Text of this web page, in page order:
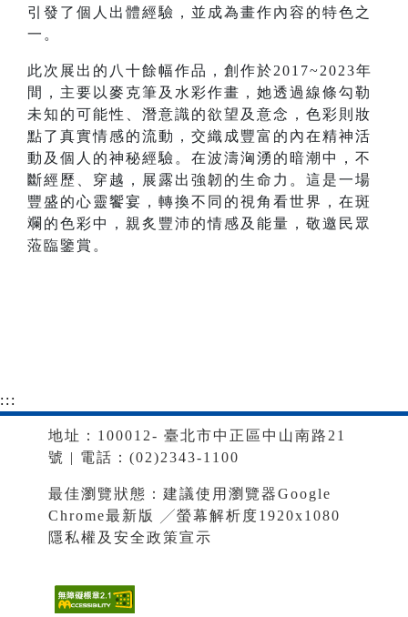
引發了個人出體經驗，並成為畫作內容的特色之
一。
此次展出的八十餘幅作品，創作於2017~2023年
間，主要以麥克筆及水彩作畫，她透過線條勾勒
未知的可能性、潛意識的欲望及意念，色彩則妝
點了真實情感的流動，交織成豐富的內在精神活
動及個人的神秘經驗。在波濤洶湧的暗潮中，不
斷經歷、穿越，展露出強韌的生命力。這是一場
豐盛的心靈饗宴，轉換不同的視角看世界，在斑
斕的色彩中，親炙豐沛的情感及能量，敬邀民眾
蒞臨鑒賞。
:::
地址：100012- 臺北市中正區中山南路21
號 | 電話：(02)2343-1100
最佳瀏覽狀態：建議使用瀏覽器Google
Chrome最新版 ╱螢幕解析度1920x1080
隱私權及安全政策宣示